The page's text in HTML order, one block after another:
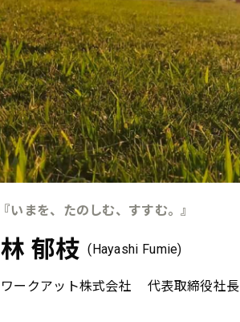
『いまを、たのしむ、すすむ。』
林 郁枝 (Hayashi Fumie)
ワークアット株式会社 代表取締役社長